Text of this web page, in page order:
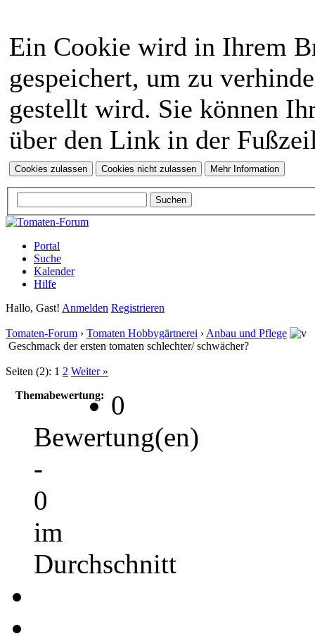
Ein Cookie wird in Ihrem
gespeichert, um zu
gestellt wird. Sie können
über den Link in der
Portal
Suche
Kalender
Hilfe
Hallo, Gast! Anmelden Registrieren
Tomaten-Forum › Tomaten Hobbygärtnerei › Anbau und Pflege
Geschmack der ersten tomaten schlechter/ schwächer?
Seiten (2): 1 2 Weiter »
Themabewertung:
0
Bewertung(en)
-
0
im
Durchschnitt